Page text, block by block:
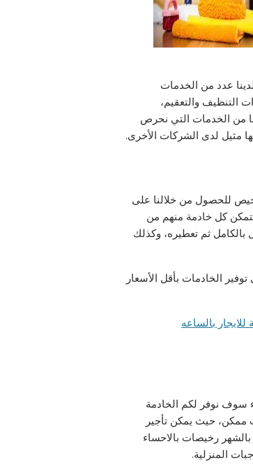
عدد من الخدمات
التنظيف والتعقيم،
من الخدمات التي نحرص
مثيل لدى الشركات الأخرى.
رخيص للحصول من خلالنا على
كل خادمة منهم من
ثم تعطيره، وكذلك
الخادمات بأقل الأسعار
سوف نوفر لكم الخادمة
ممكن، حيث يمكن تأجير
رخيصات بالاحساء
المنزلية.